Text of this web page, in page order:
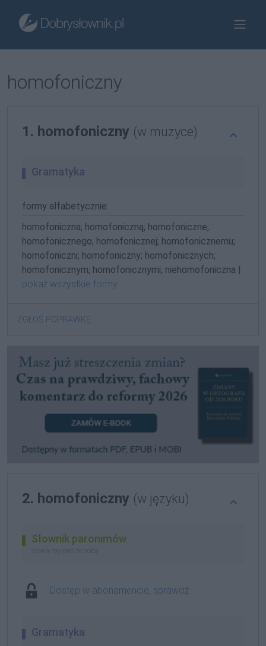
homofoniczny
1. homofoniczny (w muzyce)
Gramatyka
formy alfabetycznie:
homofoniczna; homofoniczną; homofoniczne;
homofonicznego; homofonicznej; homofonicznemu;
homofoniczni; homofoniczny; homofonicznych;
homofonicznym; homofonicznymi; niehomofoniczna |
pokaż wszystkie formy
ZGŁOŚ POPRAWKĘ
2. homofoniczny (w języku)
Słownik paronimów
słowa mylone ze sobą
Dostęp w abonamencie, sprawdź
Gramatyka